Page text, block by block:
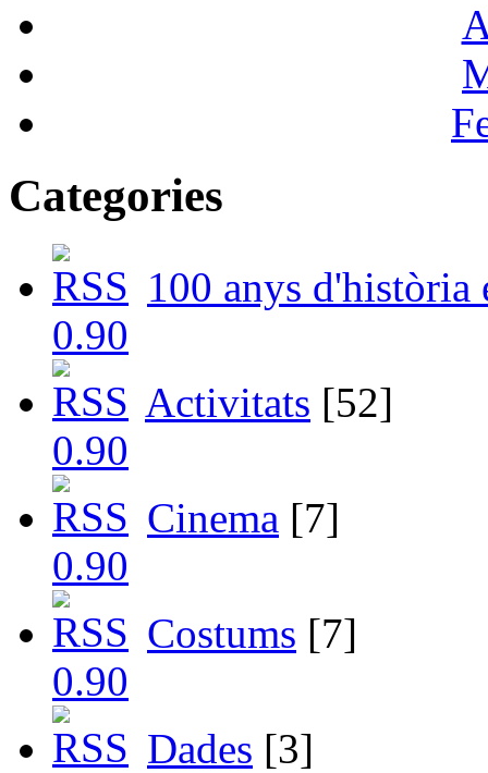
Categories
100 anys d'història
Activitats [52]
Cinema [7]
Costums [7]
Dades [3]